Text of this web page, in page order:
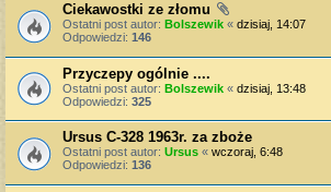
Ciekawostki ze złomu
Ostatni post autor: Bolszewik « dzisiaj, 14:07
Odpowiedzi: 146
Przyczepy ogólnie ....
Ostatni post autor: Bolszewik « dzisiaj, 13:48
Odpowiedzi: 325
Ursus C-328 1963r. za zboże
Ostatni post autor: Ursus « wczoraj, 6:48
Odpowiedzi: 136